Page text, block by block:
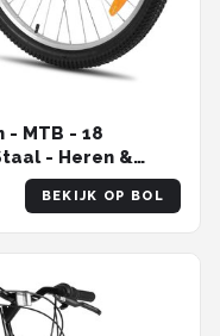
- MTB - 18
- Heren &
BEKIJK OP BOL